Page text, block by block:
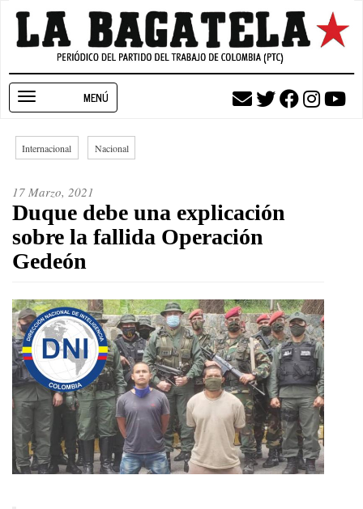
Pasar
contenido
navigation
Internacional Nacional
17 Marzo, 2021
Duque debe una explicación
sobre la fallida Operación
Gedeón